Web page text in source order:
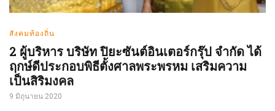
สังคมท้องถิ่น
2 ผู้บริหาร บริษัท ปิยะซันต์อินเตอร์กรุ๊ป จำกัด ได้
ฤกษ์ดีประกอบพิธีตั้งศาลพระพรหม เสริมความ
เป็นสิริมงคล
9 มิถุนายน 2020